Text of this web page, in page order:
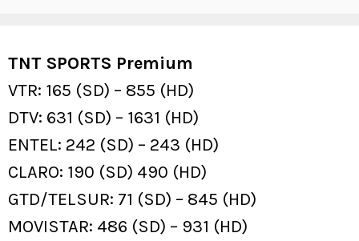
TNT SPORTS Premium
VTR: 165 (SD) – 855 (HD)
DTV: 631 (SD) – 1631 (HD)
ENTEL: 242 (SD) – 243 (HD)
CLARO: 190 (SD) 490 (HD)
GTD/TELSUR: 71 (SD) – 845 (HD)
MOVISTAR: 486 (SD) – 931 (HD)